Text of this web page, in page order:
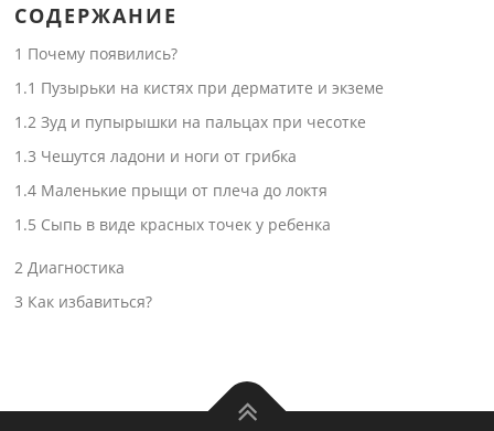
СОДЕРЖАНИЕ
1 Почему появились?
1.1 Пузырьки на кистях при дерматите и экземе
1.2 Зуд и пупырышки на пальцах при чесотке
1.3 Чешутся ладони и ноги от грибка
1.4 Маленькие прыщи от плеча до локтя
1.5 Сыпь в виде красных точек у ребенка
2 Диагностика
3 Как избавиться?